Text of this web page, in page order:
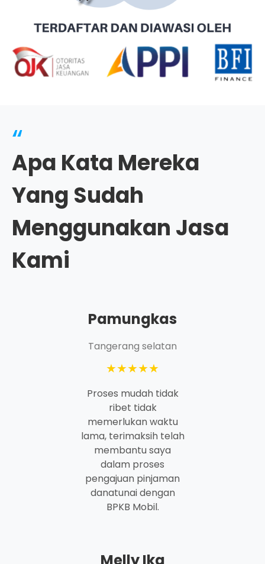
“
Apa Kata Mereka
Yang Sudah
Menggunakan Jasa
Kami
Pamungkas
Tangerang selatan
★★★★★
Proses mudah tidak
ribet tidak
memerlukan waktu
lama, terimaksih telah
membantu saya
dalam proses
pengajuan pinjaman
danatunai dengan
BPKB Mobil.
Melly Ika